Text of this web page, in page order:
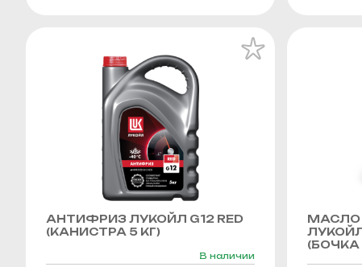
АНТИФРИЗ ЛУКОЙЛ G12 RED
(КАНИСТРА 5 КГ)
В наличии
МАСЛО
(БОЧКА